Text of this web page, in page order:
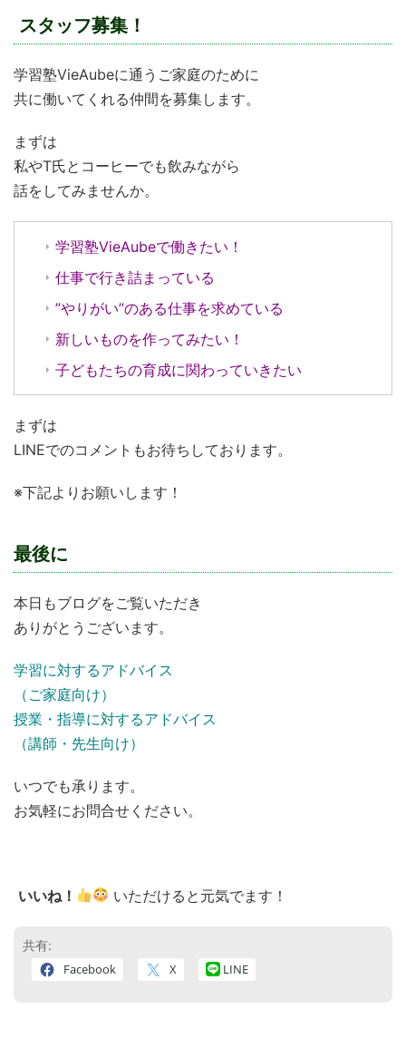
スタッフ募集！
学習塾VieAubeに通うご家庭のために
共に働いてくれる仲間を募集します。
まずは
私やT氏とコーヒーでも飲みながら
話をしてみませんか。
学習塾VieAubeで働きたい！
仕事で行き詰まっている
”やりがい”のある仕事を求めている
新しいものを作ってみたい！
子どもたちの育成に関わっていきたい
まずは
LINEでのコメントもお待ちしております。
※下記よりお願いします！
最後に
本日もブログをご覧いただき
ありがとうございます。
学習に対するアドバイス
（ご家庭向け）
授業・指導に対するアドバイス
（講師・先生向け）
いつでも承ります。
お気軽にお問合せください。
いいね！ いただけると元気でます！
共有:
Facebook X LINE